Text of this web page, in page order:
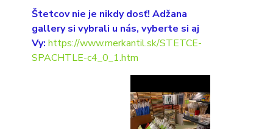
Štetcov nie je nikdy dosť! Adžana
gallery si vybrali u nás, vyberte si aj
Vy: https://www.merkantil.sk/STETCE-
SPACHTLE-c4_0_1.htm